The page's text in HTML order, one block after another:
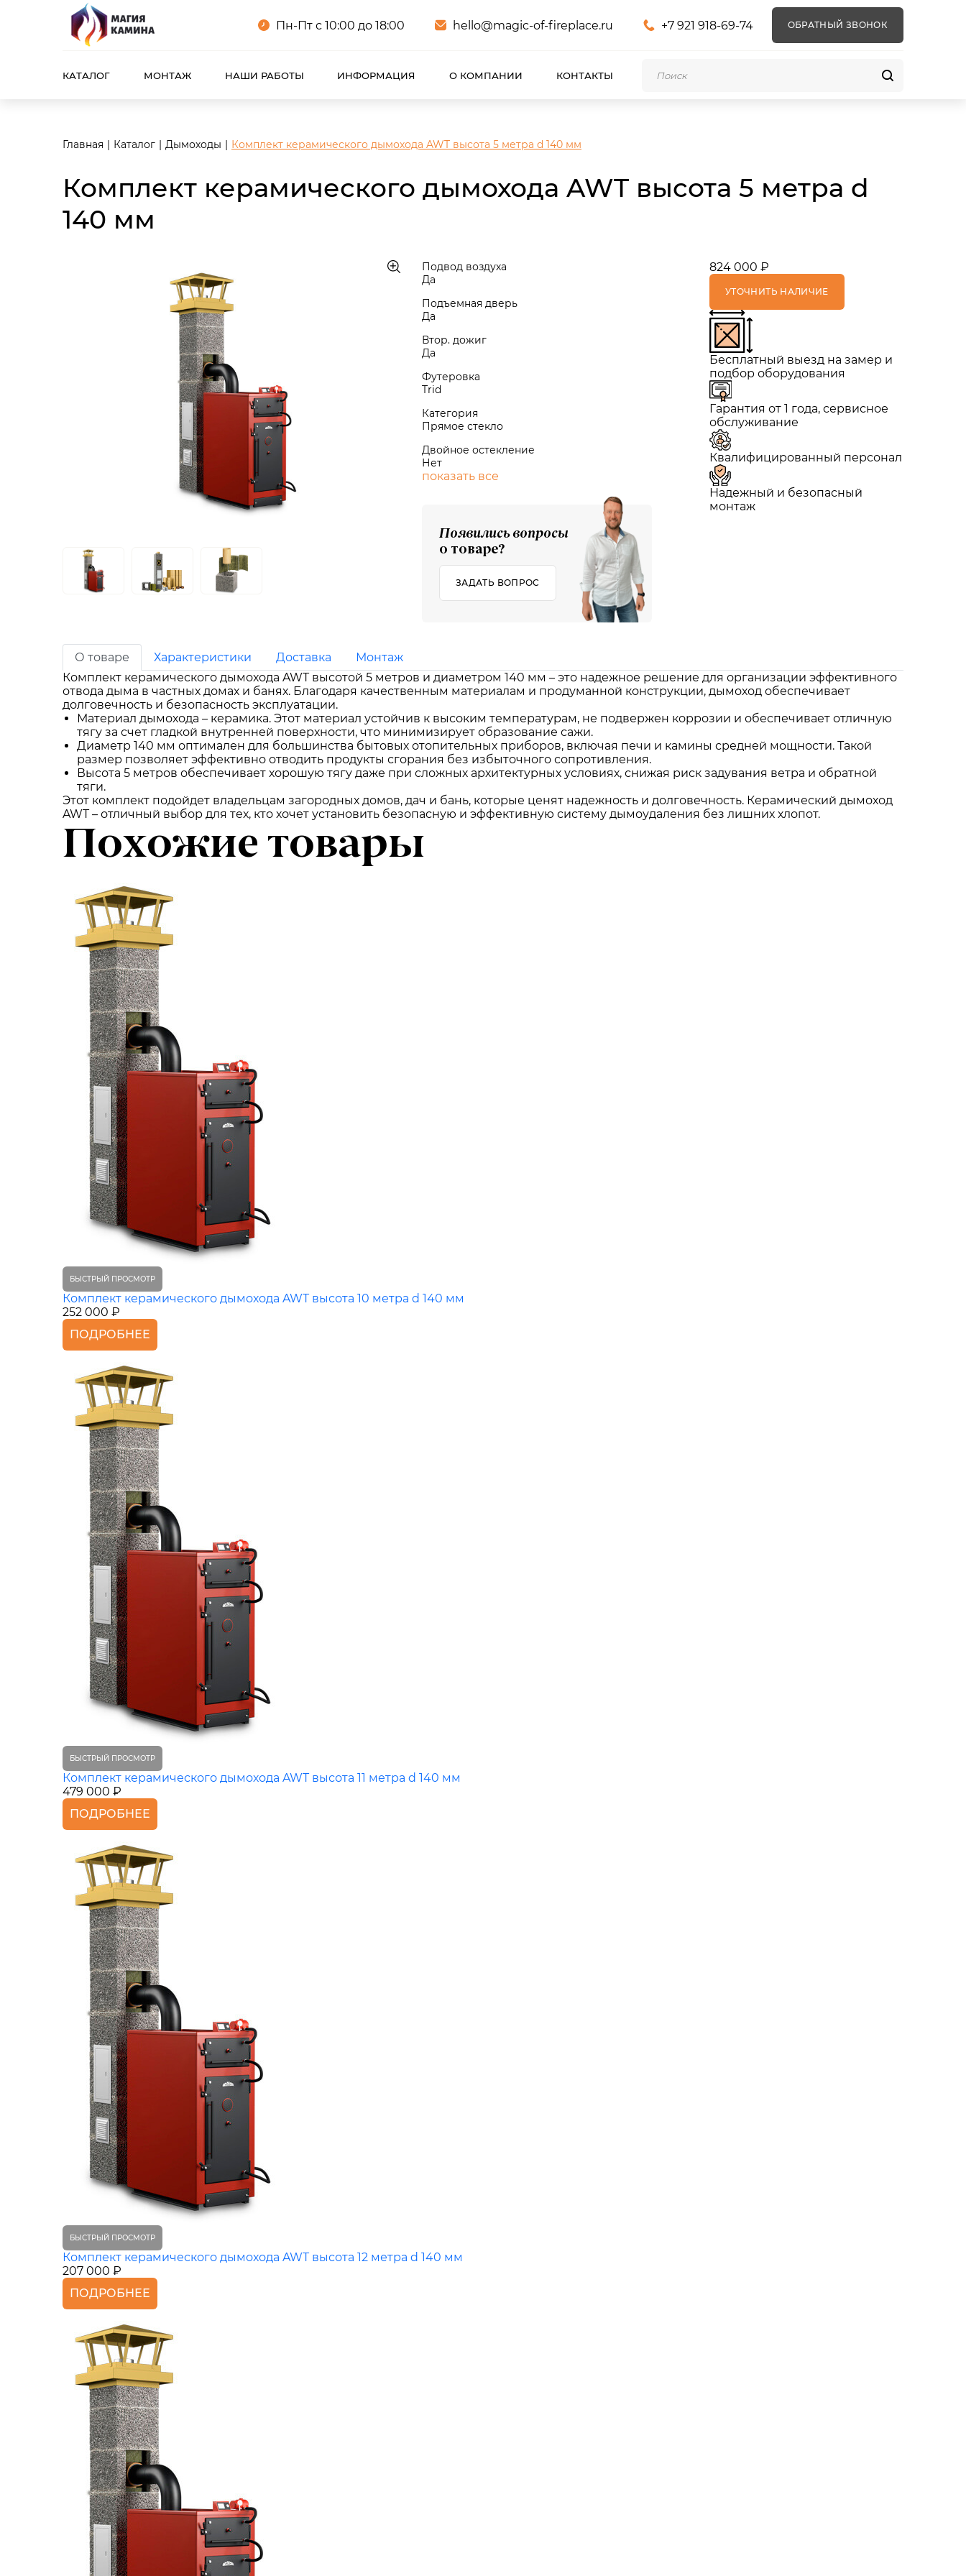
<meta name="robots" content="noindex, follow"/>
Пн-Пт с 10:00 до 18:00
hello@magic-of-fireplace.ru +7 921 918-69-74 ОБРАТНЫЙ ЗВОНОК
КАТАЛОГ МОНТАЖ НАШИ РАБОТЫ ИНФОРМАЦИЯ О КОМПАНИИ КОНТАКТЫ
Главная Каталог Дымоходы Комплект керамического дымохода AWT высота 5 метра d 140 мм
Комплект керамического дымохода AWT высота 5 метра d
140 мм
Подвод воздуха
Да
Подъемная дверь
Да
Втор. дожиг
Да
Футеровка
Trid
Категория
Прямое стекло
Двойное остекление
Нет
показать все
Появились вопросы
о товаре?
ЗАДАТЬ ВОПРОС
824 000 ₽
УТОЧНИТЬ НАЛИЧИЕ
Бесплатный выезд на замер и
подбор оборудования
Гарантия от 1 года, сервисное
обслуживание
Квалифицированный персонал
Надежный и безопасный
монтаж
О товаре Характеристики Доставка
Монтаж
Комплект керамического дымохода AWT высотой 5 метров и диаметром 140 мм – это надежное решение для организации эффективного
отвода дыма в частных домах и банях. Благодаря качественным материалам и продуманной конструкции, дымоход обеспечивает
долговечность и безопасность эксплуатации.
Материал дымохода – керамика. Этот материал устойчив к высоким температурам, не подвержен коррозии и обеспечивает отличную
тягу за счет гладкой внутренней поверхности, что минимизирует образование сажи.
Диаметр 140 мм оптимален для большинства бытовых отопительных приборов, включая печи и камины средней мощности. Такой
размер позволяет эффективно отводить продукты сгорания без избыточного сопротивления.
Высота 5 метров обеспечивает хорошую тягу даже при сложных архитектурных условиях, снижая риск задувания ветра и обратной
тяги.
Этот комплект подойдет владельцам загородных домов, дач и бань, которые ценят надежность и долговечность. Керамический дымоход
AWT – отличный выбор для тех, кто хочет установить безопасную и эффективную систему дымоудаления без лишних хлопот.
Похожие товары
БЫСТРЫЙ ПРОСМОТР
Комплект керамического дымохода AWT высота 10 метра d 140 мм
252 000 ₽
ПОДРОБНЕЕ
БЫСТРЫЙ ПРОСМОТР
Комплект керамического дымохода AWT высота 11 метра d 140 мм
479 000 ₽
ПОДРОБНЕЕ
БЫСТРЫЙ ПРОСМОТР
Комплект керамического дымохода AWT высота 12 метра d 140 мм
207 000 ₽
ПОДРОБНЕЕ